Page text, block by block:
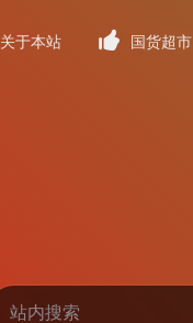
关于本站 国货超市